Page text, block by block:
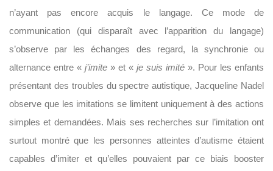
n’ayant pas encore acquis le langage. Ce mode de
communication (qui disparaît avec l’apparition du langage)
s’observe par les échanges des regard, la synchronie ou
alternance entre « j’imite » et « je suis imité ». Pour les enfants
présentant des troubles du spectre autistique, Jacqueline Nadel
observe que les imitations se limitent uniquement à des actions
simples et demandées. Mais ses recherches sur l’imitation ont
surtout montré que les personnes atteintes d’autisme étaient
capables d’imiter et qu’elles pouvaient par ce biais booster